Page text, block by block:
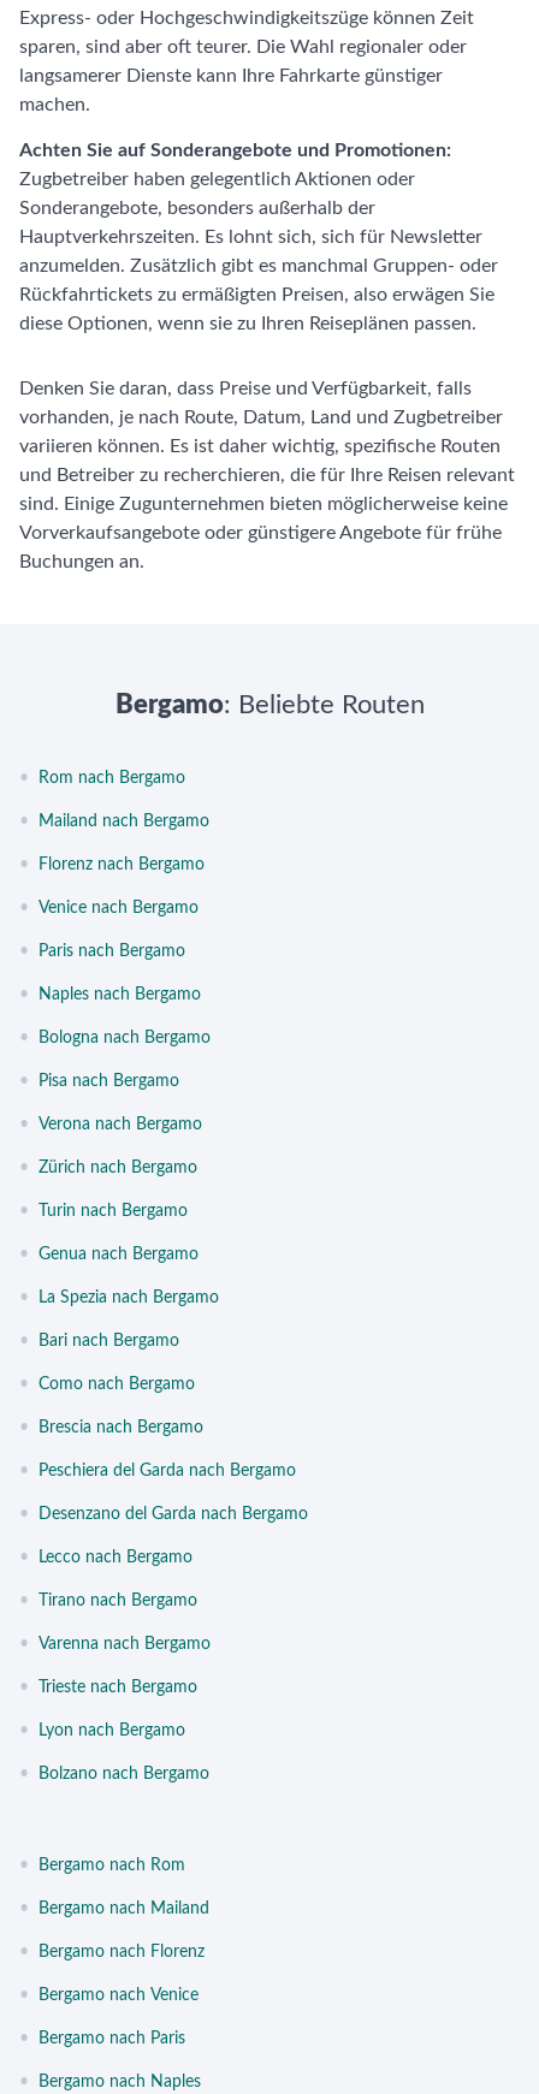
Express- oder Hochgeschwindigkeitszüge können Zeit
sparen, sind aber oft teurer. Die Wahl regionaler oder
langsamerer Dienste kann Ihre Fahrkarte günstiger
machen.
Achten Sie auf Sonderangebote und Promotionen:
Zugbetreiber haben gelegentlich Aktionen oder
Sonderangebote, besonders außerhalb der
Hauptverkehrszeiten. Es lohnt sich, sich für Newsletter
anzumelden. Zusätzlich gibt es manchmal Gruppen- oder
Rückfahrtickets zu ermäßigten Preisen, also erwägen Sie
diese Optionen, wenn sie zu Ihren Reiseplänen passen.
Denken Sie daran, dass Preise und Verfügbarkeit, falls
vorhanden, je nach Route, Datum, Land und Zugbetreiber
variieren können. Es ist daher wichtig, spezifische Routen
und Betreiber zu recherchieren, die für Ihre Reisen relevant
sind. Einige Zugunternehmen bieten möglicherweise keine
Vorverkaufsangebote oder günstigere Angebote für frühe
Buchungen an.
Bergamo: Beliebte Routen
• Rom nach Bergamo
• Mailand nach Bergamo
• Florenz nach Bergamo
• Venice nach Bergamo
• Paris nach Bergamo
• Naples nach Bergamo
• Bologna nach Bergamo
• Pisa nach Bergamo
• Verona nach Bergamo
• Zürich nach Bergamo
• Turin nach Bergamo
• Genua nach Bergamo
• La Spezia nach Bergamo
• Bari nach Bergamo
• Como nach Bergamo
• Brescia nach Bergamo
• Peschiera del Garda nach Bergamo
• Desenzano del Garda nach Bergamo
• Lecco nach Bergamo
• Tirano nach Bergamo
• Varenna nach Bergamo
• Trieste nach Bergamo
• Lyon nach Bergamo
• Bolzano nach Bergamo
• Bergamo nach Rom
• Bergamo nach Mailand
• Bergamo nach Florenz
• Bergamo nach Venice
• Bergamo nach Paris
• Bergamo nach Naples